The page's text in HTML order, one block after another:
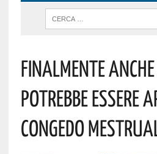
FINALMENTE
POTREBBE ESSERE
CONGEDO